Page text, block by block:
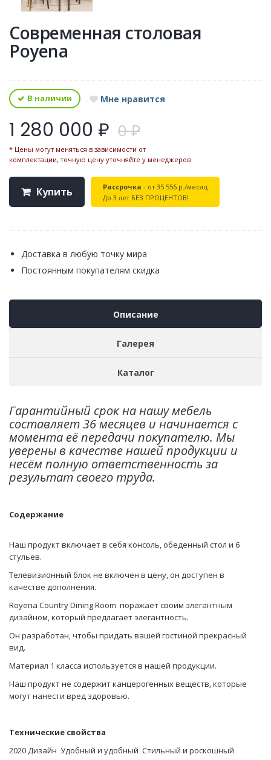
Современная столовая
Poyena
В наличии Мне нравится
1 280 000 ₽ 0 ₽
* Цены могут меняться в зависимости от
комплектации, точную цену уточняйте у менеджеров
Купить Рассрочка - от 35 556 р./месяц
До 3 лет БЕЗ ПРОЦЕНТОВ!
Доставка в любую точку мира
Постоянным покупателям скидка
Описание
Галерея
Каталог
Гарантийный срок на нашу мебель
составляет 36 месяцев и начинается с
момента её передачи покупателю. Мы
уверены в качестве нашей продукции и
несём полную ответственность за
результат своего труда.
Содержание
Наш продукт включает в себя консоль, обеденный стол и 6
стульев.
Телевизионный блок не включен в цену, он доступен в
качестве дополнения.
Royena Country Dining Room поражает своим элегантным
дизайном, который предлагает элегантность.
Он разработан, чтобы придать вашей гостиной прекрасный
вид.
Материал 1 класса используется в нашей продукции.
Наш продукт не содержит канцерогенных веществ, которые
могут нанести вред здоровью.
Технические свойства
2020 Дизайн Удобный и удобный Стильный и роскошный